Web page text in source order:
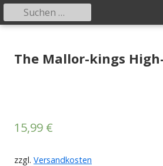
zum
Primäres
Suchen
nach:
The Mallor-kings
15,99 €
zzgl. Versandkosten